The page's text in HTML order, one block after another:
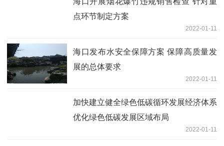
点环节制定方案
2022-01-11
海口发布水安全保障方案 保障高质量发
展的总体要求
2022-01-11
加快建立健全绿色低碳循环发展经济体系
优化绿色低碳发展区域布局
2022-01-11